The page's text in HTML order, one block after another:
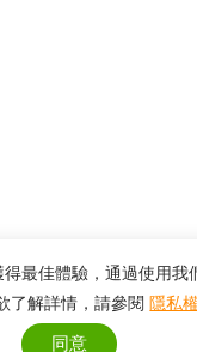
最佳體驗，通過使用
了解詳情，請參閱隱私
同意